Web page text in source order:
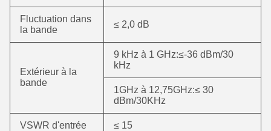
Fluctuation dans
la bande
≤ 2,0 dB
Extérieur à la
bande
9 kHz à 1 GHz:≤-36 dBm/30
kHz
1GHz à 12,75GHz:≤ 30
dBm/30KHz
VSWR d'entrée ≤ 15